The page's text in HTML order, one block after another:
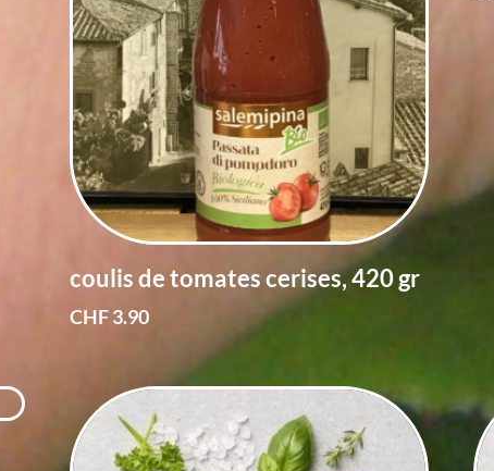
coulis de tomates cerises, 420 gr
CHF3.90